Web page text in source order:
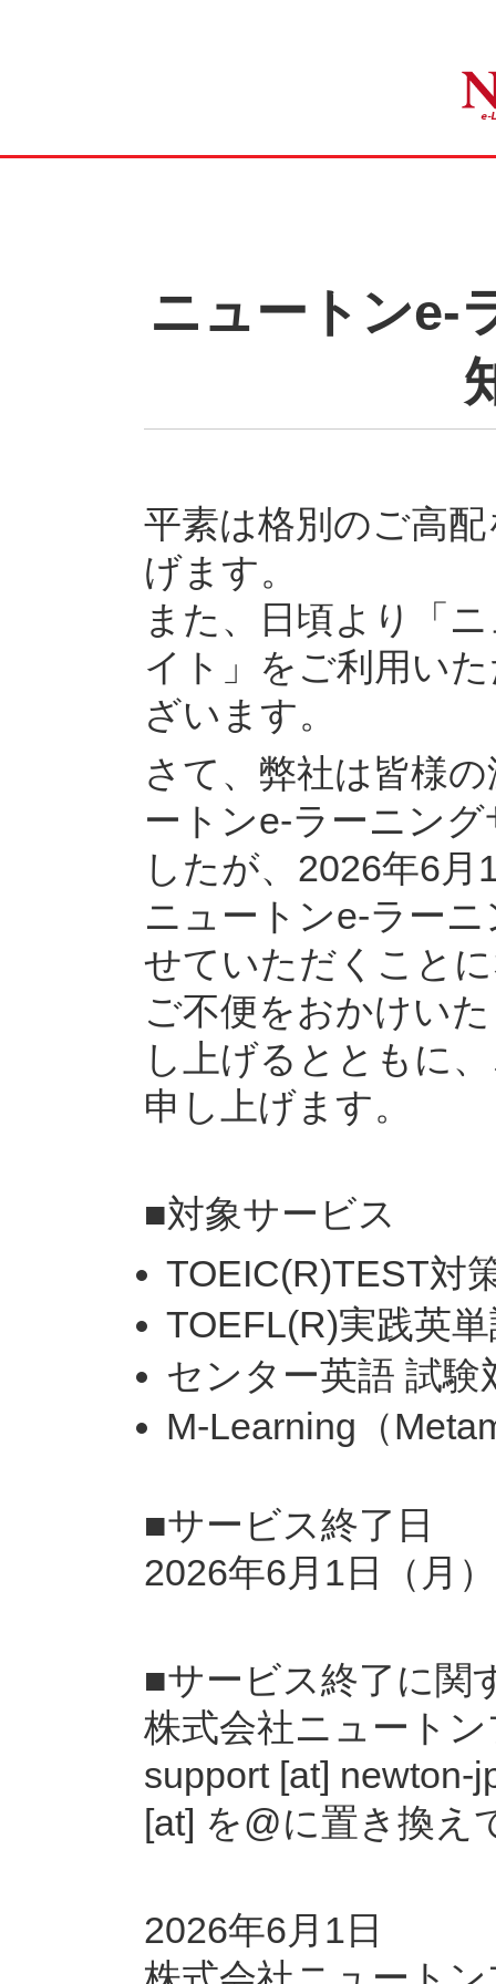
ニュートンe-
平素は格別のご高
げます。
また、日頃より「
イト」をご利用い
ざいます。
さて、弊社は皆様
ートンe-ラーニン
したが、2026年6
ニュートンe-ラー
せていただくこと
ご不便をおかけい
し上げるとともに
申し上げます。
■対象サービス
TOEIC(R)TEST対
TOEFL(R)実践英
センター英語 試験
M-Learning（
■サービス終了日
2026年6月1日（月）
■サービス終了に関
株式会社ニュート
support [at] newton-
[at] を@に置き換え
2026年6月1日